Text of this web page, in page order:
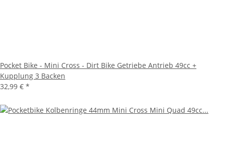
Pocket Bike - Mini Cross - Dirt Bike Getriebe Antrieb 49cc +
Kupplung 3 Backen
32,99 € *